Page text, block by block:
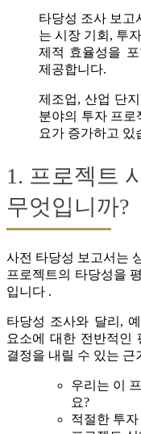
타당성 조사 보고
는 시장 기회, 투
제적 효율성을
제공합니다.
제조업, 산업 단
분야의 투자 프로
요가 증가하고 있
1. 프로젝트
무엇입니까?
사전 타당성 보고서는
프로젝트의 타당성을
입니다 .
타당성 조사와 달리,
요소에 대한 전반적인
결정을 내릴 수 있는 근
우리는 이
요?
적절한 투자